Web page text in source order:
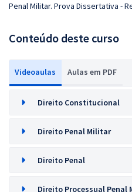
Penal Militar. Prova Dissertativa -
Conteúdo deste curso
Videoaulas Aulas em PDF
Direito Constitucional
Direito Penal Militar
Direito Penal
Direito Processual Penal